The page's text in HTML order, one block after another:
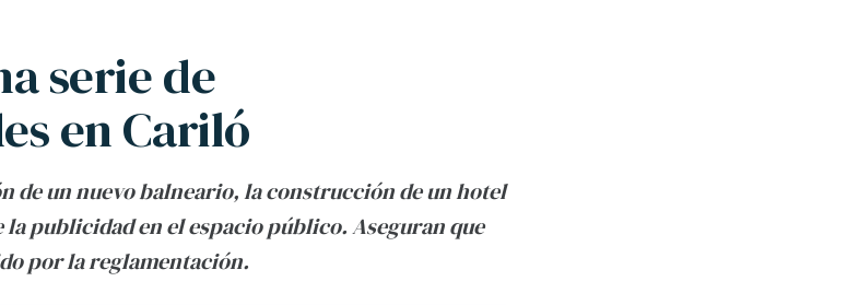
serie de
en Cariló
de un nuevo balneario, la construcción de un hotel
publicidad en el espacio público. Aseguran que
por la reglamentación.